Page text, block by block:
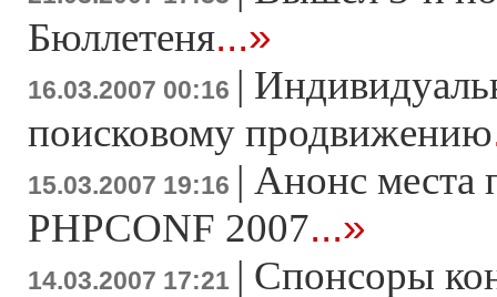
Бюллетеня...»
16.03.2007 00:16 |
поисковому продвижению
15.03.2007 19:16 | Анонс места
PHPCONF 2007...»
14.03.2007 17:21 | Спонсоры